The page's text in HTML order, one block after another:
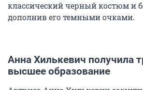
классический черный костюм и
дополнив его темными очками.
Анна Хилькевич получила
высшее образование